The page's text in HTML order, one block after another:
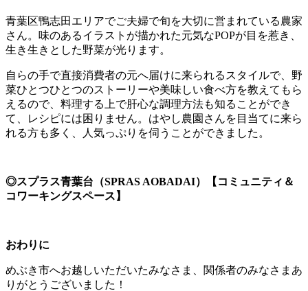
青葉区鴨志田エリアでご夫婦で旬を大切に営まれている農家
さん。味のあるイラストが描かれた元気なPOPが目を惹き、
生き生きとした野菜が光ります。
自らの手で直接消費者の元へ届けに来られるスタイルで、野
菜ひとつひとつのストーリーや美味しい食べ方を教えてもら
えるので、料理する上で肝心な調理方法も知ることができ
て、レシピには困りません。はやし農園さんを目当てに来ら
れる方も多く、人気っぷりを伺うことができました。
◎スプラス青葉台（SPRAS AOBADAI）【コミュニティ＆
コワーキングスペース】
おわりに
めぶき市へお越しいただいたみなさま、関係者のみなさまあ
りがとうございました！